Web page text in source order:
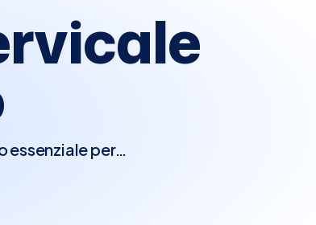
essenziale per